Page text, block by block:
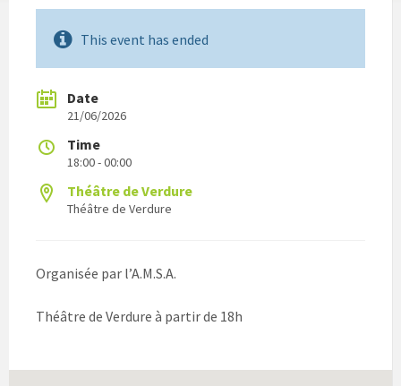
This event has ended
Date
21/06/2026
Time
18:00 - 00:00
Théâtre de Verdure
Théâtre de Verdure
Organisée par l’A.M.S.A.
Théâtre de Verdure à partir de 18h